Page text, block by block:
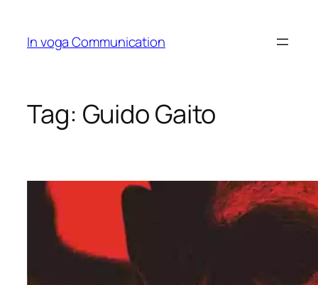
content
In voga Communication
Tag: Guido Gaito